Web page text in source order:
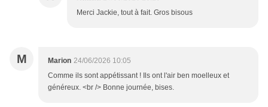
Merci Jackie, tout à fait. Gros bisous
M Marion 24/06/2026 10:05
Comme ils sont appétissant ! Ils ont l'air ben moelleux et
généreux. <br /> Bonne journée, bises.